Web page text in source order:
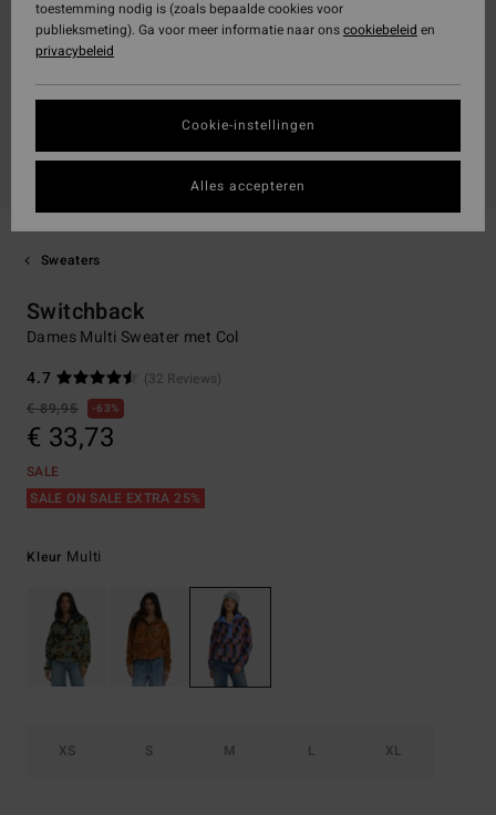
Sweaters
Switchback
Dames Multi Sweater met Col
4.7
(32 Reviews)
€ 89,95
63%
€ 33,73
SALE
SALE ON SALE EXTRA 25%
Kleur Multi
XS S M L XL
toestemming nodig is (zoals bepaalde cookies voor
publieksmeting). Ga voor meer informatie naar onscookiebeleid en
privacybeleid
Cookie-instellingen
Alles accepteren